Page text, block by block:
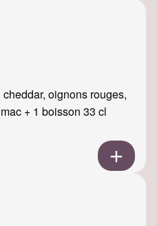
oignons rouges,
+ 1 boisson 33 cl